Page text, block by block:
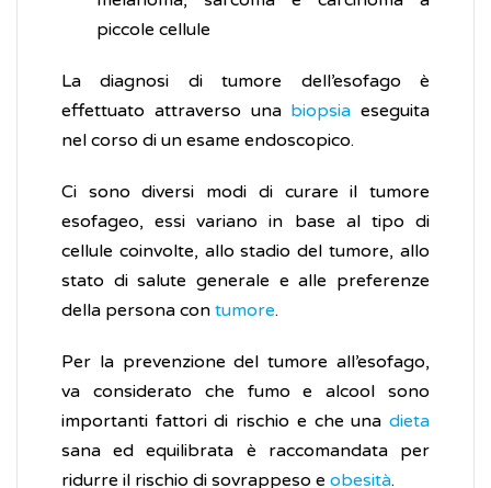
piccole cellule
La diagnosi di tumore dell’esofago è
effettuato attraverso una biopsia eseguita
nel corso di un esame endoscopico.
Ci sono diversi modi di curare il tumore
esofageo, essi variano in base al tipo di
cellule coinvolte, allo stadio del tumore, allo
stato di salute generale e alle preferenze
della persona con tumore.
Per la prevenzione del tumore all’esofago,
va considerato che fumo e alcool sono
importanti fattori di rischio e che una dieta
sana ed equilibrata è raccomandata per
ridurre il rischio di sovrappeso e obesità.